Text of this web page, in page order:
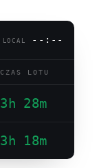
LOCAL --:--
CZAS LOTU
3h 28m
3h 18m